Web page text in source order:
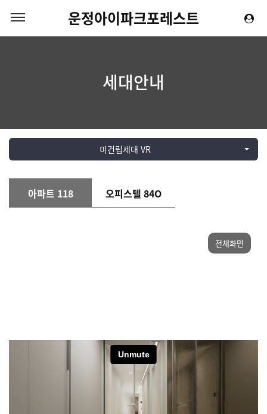
운정아이파크포레스트
세대안내
미건립세대 VR
아파트 118 오피스텔 84O
전체화면